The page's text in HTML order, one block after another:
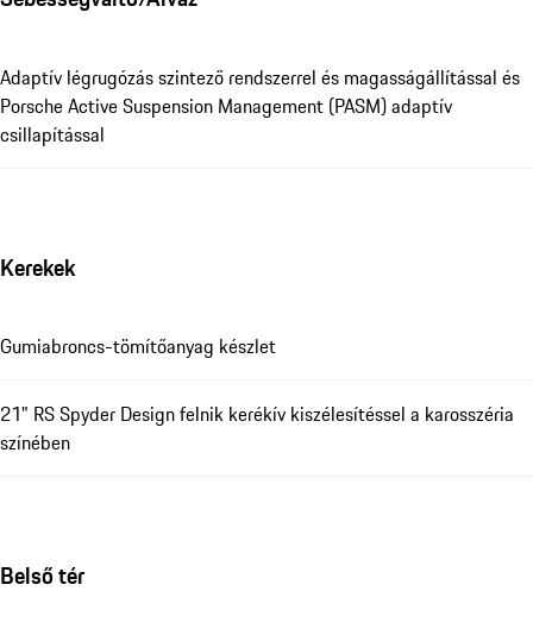
Adaptív légrugózás szintező rendszerrel és magasságállítással és
Porsche Active Suspension Management (PASM) adaptív
csillapítással
Kerekek
Gumiabroncs-tömítőanyag készlet
21" RS Spyder Design felnik kerékív kiszélesítéssel a karosszéria
színében
Belső tér